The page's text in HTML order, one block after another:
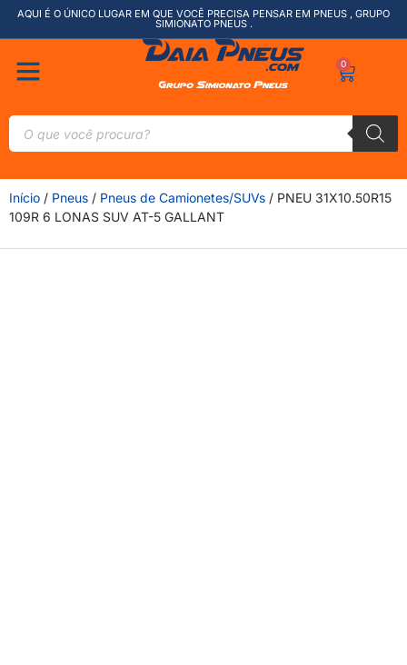
AQUI É O ÚNICO LUGAR EM QUE VOCÊ PRECISA PENSAR EM PNEUS , GRUPO
SIMIONATO PNEUS .
0
Início / Pneus / Pneus de Camionetes/SUVs / PNEU 31X10.50R15
109R 6 LONAS SUV AT-5 GALLANT